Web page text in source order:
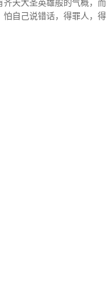
天大圣英雄般的气概，而
自己说错话，得罪人，得